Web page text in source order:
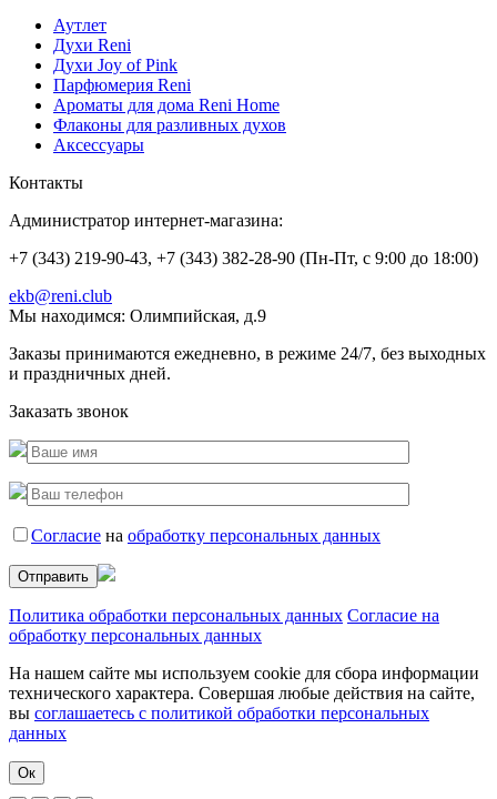
Аутлет
Духи Reni
Духи Joy of Pink
Парфюмерия Reni
Ароматы для дома Reni Home
Флаконы для разливных духов
Аксессуары
Контакты
Администратор интернет-магазина:
+7 (343) 219-90-43, +7 (343) 382-28-90 (Пн-Пт, с 9:00 до 18:00)
ekb@reni.club
Мы находимся: Олимпийская, д.9
Заказы принимаются ежедневно, в режиме 24/7, без выходных
и праздничных дней.
Заказать звонок
Согласие на обработку персональных данных
Политика обработки персональных данных Согласие на
обработку персональных данных
На нашем сайте мы используем cookie для сбора информации
технического характера. Совершая любые действия на сайте,
вы соглашаетесь с политикой обработки персональных
данных
Ок